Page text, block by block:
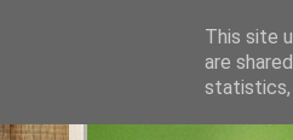
This site
are
statistics,